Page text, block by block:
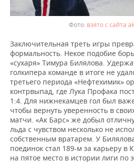
взято с сайта
Заключительная треть игры
формальность. Некое подобие
«сухаря» Тимура Билялова.
голкипера команде в итоге не
третьего периода «Нефтехимик»
контрвыпад, где Лука Профака
1:4. Для нижнекамцев гол был
чтобы вернуть уверенность в
матчи. «Ак Барс» же добыл
льда с чувством несколько не
собственным вратарем. У
поединок стал 189-м за карьеру в
на пятое место в истории лиги по